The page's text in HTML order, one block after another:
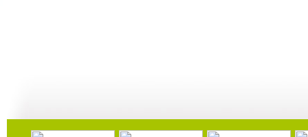
11:10 10:17 09:13